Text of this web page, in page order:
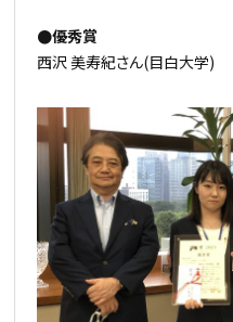
●優秀賞
西沢 美寿紀さん(目白大学)